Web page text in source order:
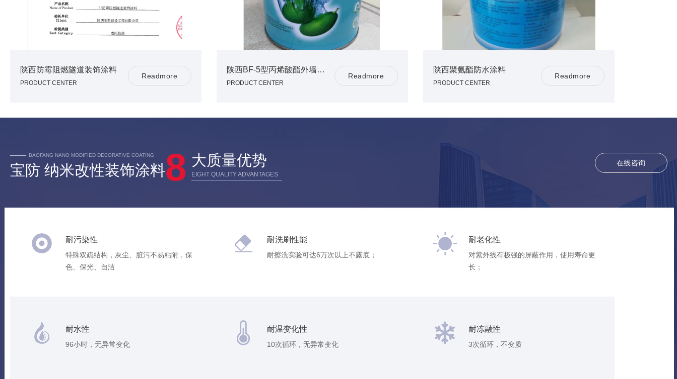
陕西防霉阻燃隧道装饰涂料
PRODUCT CENTER
Readmore
陕西BF-5型丙烯酸酯外墙涂料
PRODUCT CENTER
Readmore
陕西聚氨酯防水涂料
PRODUCT CENTER
Readmore
BAOFANG NANO MODIFIED DECORATIVE COATING
宝防 纳米改性装饰涂料8 大质量优势
EIGHT QUALITY ADVANTAGES
在线咨询
耐污染性
特殊双疏结构，灰尘、脏污不易粘附，保
色、保光、自洁
耐洗刷性能
耐擦洗实验可达6万次以上不露底；
耐老化性
对紫外线有极强的屏蔽作用，使用寿命更
长；
耐水性
96小时，无异常变化
耐温变化性
10次循环，无异常变化
耐冻融性
3次循环，不变质